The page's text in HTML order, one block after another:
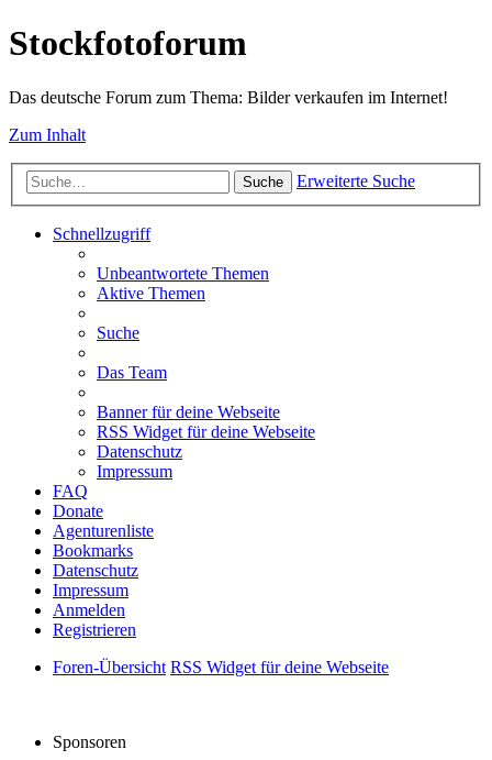
Stockfotoforum
Das deutsche Forum zum Thema: Bilder verkaufen im Internet!
Zum Inhalt
Suche Erweiterte Suche
Schnellzugriff
Unbeantwortete Themen
Aktive Themen
Suche
Das Team
Banner für deine Webseite
RSS Widget für deine Webseite
Datenschutz
Impressum
FAQ
Donate
Agenturenliste
Bookmarks
Datenschutz
Impressum
Anmelden
Registrieren
Foren-Übersicht RSS Widget für deine Webseite
Sponsoren